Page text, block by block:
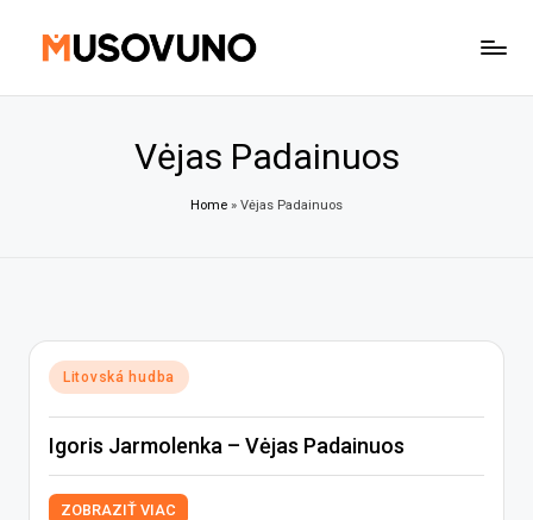
Vėjas Padainuos
Home » Vėjas Padainuos
Posted
in
Litovská hudba
Igoris Jarmolenka – Vėjas Padainuos
ZOBRAZIŤ VIAC